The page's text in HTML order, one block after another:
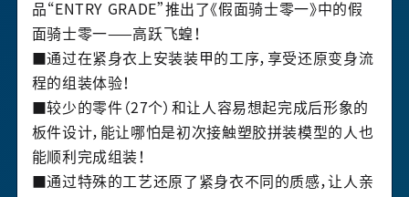
品“ENTRY GRADE”推出了《假面骑士零一》中的假
面骑士零一——高跃飞蝗！
■通过在紧身衣上安装装甲的工序，享受还原变身流
程的组装体验！
■较少的零件（27个）和让人容易想起完成后形象的
板件设计，能让哪怕是初次接触塑胶拼装模型的人也
能顺利完成组装！
■通过特殊的工艺还原了紧身衣不同的质感，让人亲